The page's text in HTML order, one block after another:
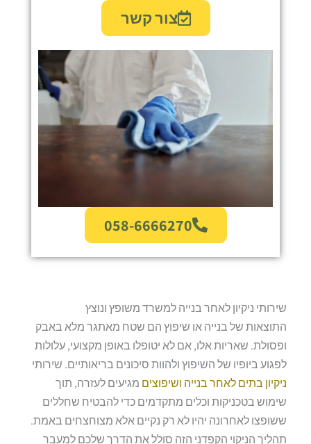
צור קשר
058-6666270
שירותי ניקיון לאחר בנייה למשרד משופץ ונוצץ
התוצאות של בנייה או שיפוץ הם שטח מאתגר מלא באבק
ופסולת. שאריות אלו, אם לא יטופלו באופן מקצועי, עלולות
לפגוע ביופיו של השיפוץ ולהוות סיכונים בריאותיים. שירותי
ניקיון בתים לאחר בנייה ושיפוצים מגיעים לעזרה, תוך
שימוש בטכניקות וכלים מתקדמים כדי להבטיח שחללים
ששופצו לאחרונה יהיו לא רק נקיים אלא מצוחצחים באמת.
תהליך הניקוי הקפדני הזה סולל את הדרך שלכם למעבר